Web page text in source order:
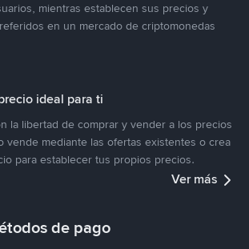
mientras establecen sus precios y
en un mercado de criptomonedas
ideal para ti
la libertad de comprar y vender a los precios
vende mediante las ofertas existentes o crea
para establecer tus propios precios.
Ver más
de pago